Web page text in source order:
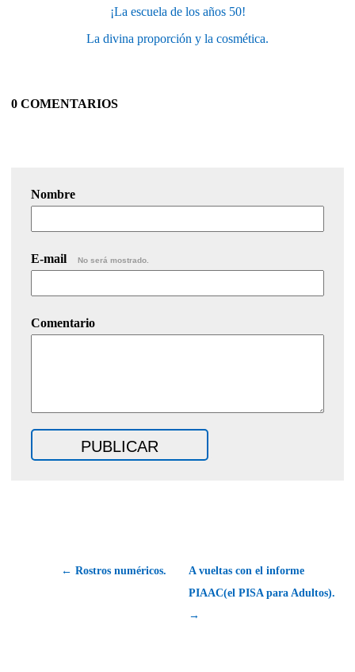
¡La escuela de los años 50!
La divina proporción y la cosmética.
0 COMENTARIOS
Nombre
E-mail No será mostrado.
Comentario
← Rostros numéricos.
A vueltas con el informe
PIAAC(el PISA para Adultos).
→